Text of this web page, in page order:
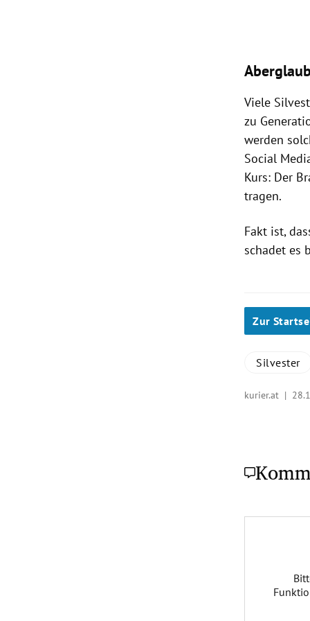
Viele
zu
werden
Social
Kurs: Der
tragen.
Fakt ist,
schadet es
Zur
Silvester
kurier.at |